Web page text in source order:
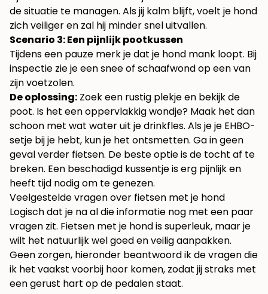
de situatie te managen. Als jij kalm blijft, voelt je hond
zich veiliger en zal hij minder snel uitvallen.
Scenario 3: Een pijnlijk pootkussen
Tijdens een pauze merk je dat je hond mank loopt. Bij
inspectie zie je een snee of schaafwond op een van
zijn voetzolen.
De oplossing: Zoek een rustig plekje en bekijk de
poot. Is het een oppervlakkig wondje? Maak het dan
schoon met wat water uit je drinkfles. Als je je EHBO-
setje bij je hebt, kun je het ontsmetten. Ga in geen
geval verder fietsen. De beste optie is de tocht af te
breken. Een beschadigd kussentje is erg pijnlijk en
heeft tijd nodig om te genezen.
Veelgestelde vragen over fietsen met je hond
Logisch dat je na al die informatie nog met een paar
vragen zit. Fietsen met je hond is superleuk, maar je
wilt het natuurlijk wel goed en veilig aanpakken.
Geen zorgen, hieronder beantwoord ik de vragen die
ik het vaakst voorbij hoor komen, zodat jij straks met
een gerust hart op de pedalen staat.